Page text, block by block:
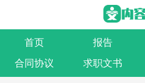
首页 报告
合同协议
求职文书